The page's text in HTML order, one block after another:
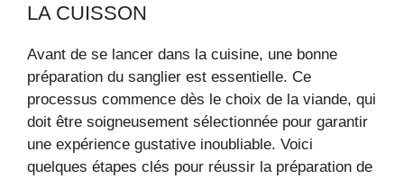
LA CUISSON
Avant de se lancer dans la cuisine, une bonne
préparation du sanglier est essentielle. Ce
processus commence dès le choix de la viande, qui
doit être soigneusement sélectionnée pour garantir
une expérience gustative inoubliable. Voici
quelques étapes clés pour réussir la préparation de